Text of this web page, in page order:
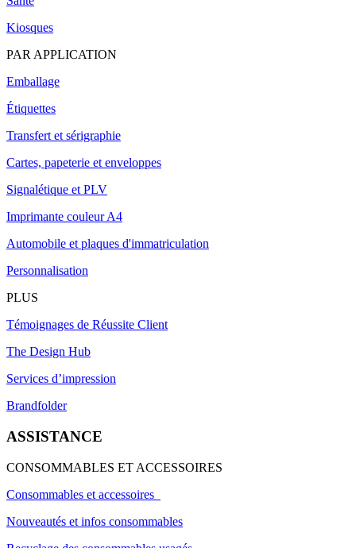
Kiosques
PAR APPLICATION
Emballage
Étiquettes
Transfert et sérigraphie
Cartes, papeterie et enveloppes
Signalétique et PLV
Imprimante couleur A4
Automobile et plaques d'immatriculation
Personnalisation
PLUS
Témoignages de Réussite Client
The Design Hub
Services d’impression
Brandfolder
ASSISTANCE
CONSOMMABLES ET ACCESSOIRES
Consommables et accessoires
Nouveautés et infos consommables